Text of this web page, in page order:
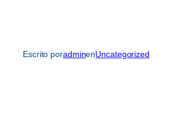
Escrito poradminenUncategorized